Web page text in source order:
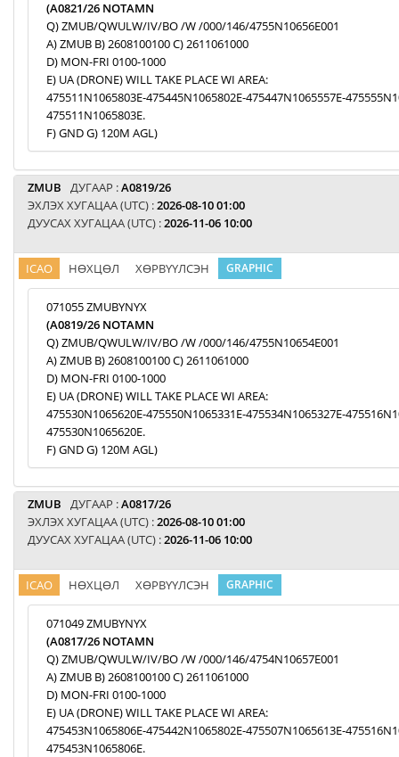
(A0821/26 NOTAMN
Q) ZMUB/QWULW/IV/BO /W /000/146/4755N10656E001
A) ZMUB B) 2608100100 C) 2611061000
D) MON-FRI 0100-1000
E) UA (DRONE) WILL TAKE PLACE WI AREA:
475511N1065803E-475445N1065802E-475447N1065557E-
475511N1065803E.
F) GND G) 120M AGL)
ZMUB ДУГААР :A0819/26
ЭХЛЭХ ХУГАЦАА (UTC) :2026-08-10 01:00
ДУУСАХ ХУГАЦАА (UTC) :2026-11-06 10:00
ICAO НӨХЦӨЛ ХӨРВҮҮЛСЭН GRAPHIC
071055 ZMUBYNYX
(A0819/26 NOTAMN
Q) ZMUB/QWULW/IV/BO /W /000/146/4755N10654E001
A) ZMUB B) 2608100100 C) 2611061000
D) MON-FRI 0100-1000
E) UA (DRONE) WILL TAKE PLACE WI AREA:
475530N1065620E-475550N1065331E-475534N1065327E-
475530N1065620E.
F) GND G) 120M AGL)
ZMUB ДУГААР :A0817/26
ЭХЛЭХ ХУГАЦАА (UTC) :2026-08-10 01:00
ДУУСАХ ХУГАЦАА (UTC) :2026-11-06 10:00
ICAO НӨХЦӨЛ ХӨРВҮҮЛСЭН GRAPHIC
071049 ZMUBYNYX
(A0817/26 NOTAMN
Q) ZMUB/QWULW/IV/BO /W /000/146/4754N10657E001
A) ZMUB B) 2608100100 C) 2611061000
D) MON-FRI 0100-1000
E) UA (DRONE) WILL TAKE PLACE WI AREA:
475453N1065806E-475442N1065802E-475507N1065613E-
475453N1065806E.